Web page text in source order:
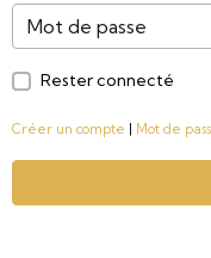
Rester connecté
Créer un compte Mot de